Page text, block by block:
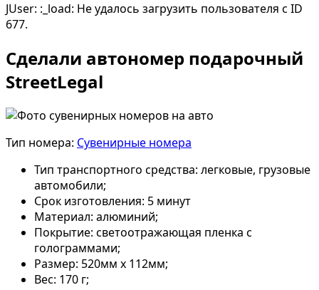
JUser: :_load: Не удалось загрузить пользователя с ID
677.
Сделали автономер подарочный
StreetLegal
Тип номера: Сувенирные номера
Тип транспортного средства: легковые, грузовые
автомобили;
Срок изготовления: 5 минут
Материал: алюминий;
Покрытие: светоотражающая пленка с
голограммами;
Размер: 520мм х 112мм;
Вес: 170 г;